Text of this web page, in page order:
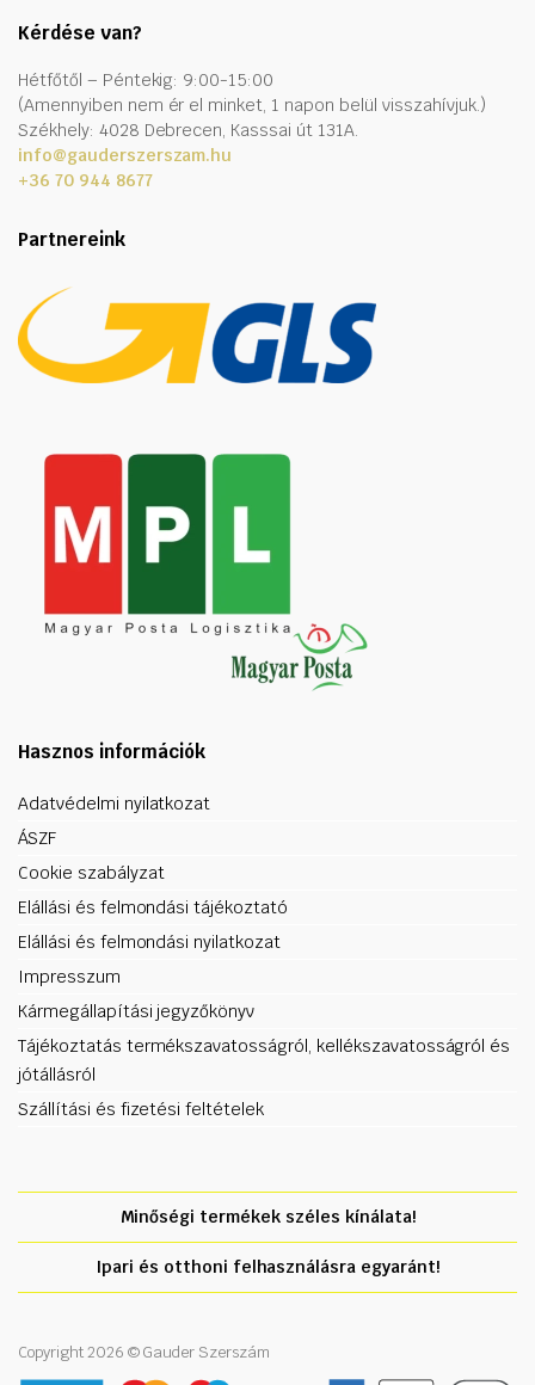
Kérdése van?
Hétfőtől – Péntekig: 9:00-15:00
(Amennyiben nem ér el minket, 1 napon belül visszahívjuk.)
Székhely: 4028 Debrecen, Kasssai út 131A.
info@gauderszerszam.hu
+36 70 944 8677
Partnereink
Hasznos információk
Adatvédelmi nyilatkozat
ÁSZF
Cookie szabályzat
Elállási és felmondási tájékoztató
Elállási és felmondási nyilatkozat
Impresszum
Kármegállapítási jegyzőkönyv
Tájékoztatás termékszavatosságról, kellékszavatosságról és
jótállásról
Szállítási és fizetési feltételek
Minőségi termékek széles kínálata!
Ipari és otthoni felhasználásra egyaránt!
Copyright 2026 © Gauder Szerszám